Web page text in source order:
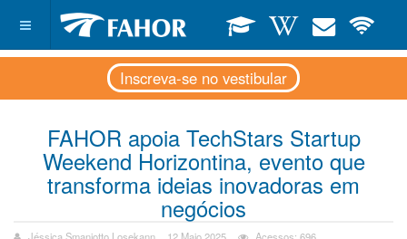
Inscreva-se no vestibular
FAHOR apoia TechStars Startup
Weekend Horizontina, evento que
transforma ideias inovadoras em
negócios